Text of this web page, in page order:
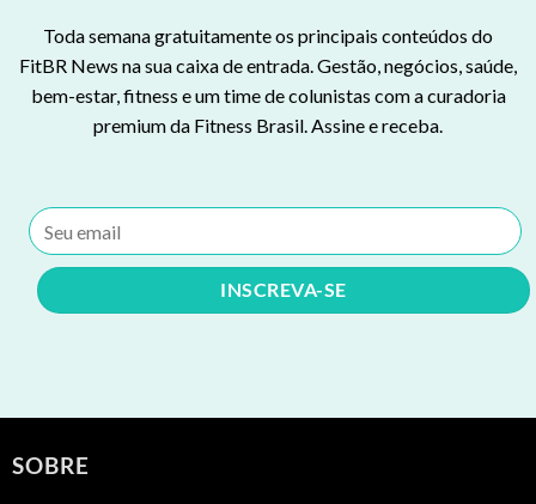
Toda semana gratuitamente os principais conteúdos do
FitBR News na sua caixa de entrada. Gestão, negócios, saúde,
bem-estar, fitness e um time de colunistas com a curadoria
premium da Fitness Brasil. Assine e receba.
SOBRE